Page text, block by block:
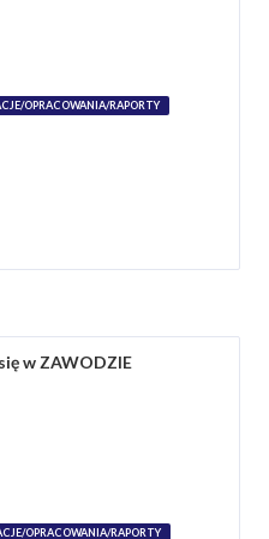
OPRACOWANIA/RAPORTY
w ZAWODZIE
OPRACOWANIA/RAPORTY